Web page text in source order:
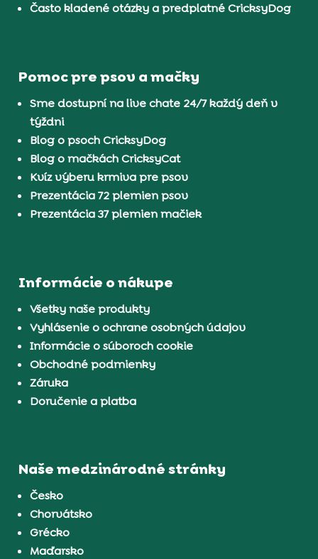
Často kladené otázky a predplatné CricksyDog
Pomoc pre psov a mačky
Sme dostupní na live chate 24/7 každý deň v
týždni
Blog o psoch CricksyDog
Blog o mačkách CricksyCat
Kvíz výberu krmiva pre psov
Prezentácia 72 plemien psov
Prezentácia 37 plemien mačiek
Informácie o nákupe
Všetky naše produkty
Vyhlásenie o ochrane osobných údajov
Informácie o súboroch cookie
Obchodné podmienky
Záruka
Doručenie a platba
Naše medzinárodné stránky
Česko
Chorvátsko
Grécko
Maďarsko